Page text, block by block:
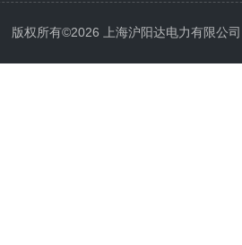
版权所有©2026 上海沪阳达电力有限公